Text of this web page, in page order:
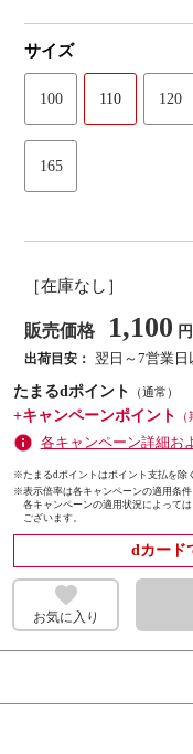
サイズ
100 110 120
165
［在庫なし］
販売価格 1,100 円
出荷目安： 翌日～7営業日
たまるdポイント
（通常）
+キャンペーンポイント
各キャンペーン詳細お
※たまるdポイントはポイント支払を除
※表示倍率は各キャンペーンの適用条
各キャンペーンの適用状況によって
ございます。
dカード
お気に入り